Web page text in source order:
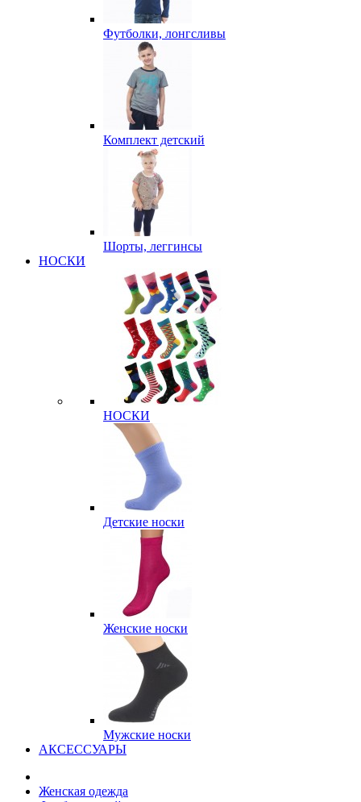
Футболки, лонгсливы
Комплект детский
Шорты, леггинсы
НОСКИ
НОСКИ
Детские носки
Женские носки
Мужские носки
АКСЕССУАРЫ
Женская одежда